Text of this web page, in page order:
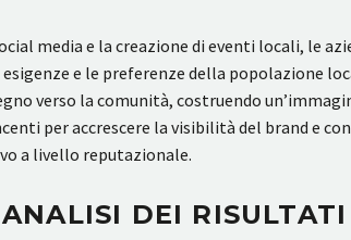
media e la creazione di eventi locali, le
e le preferenze della popolazione
verso la comunità, costruendo
per accrescere la visibilità del brand e
a livello reputazionale.
DEI RISULTATI